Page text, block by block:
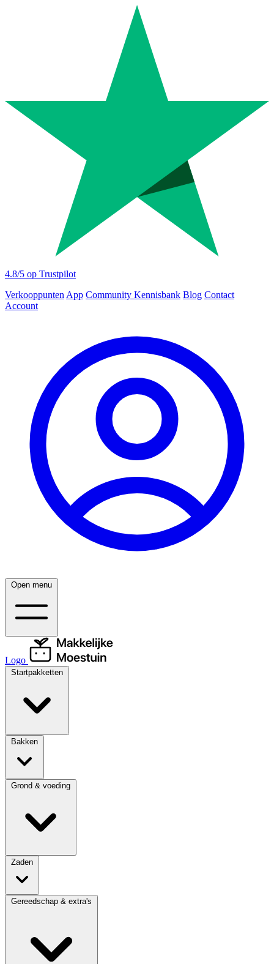
4.8/5 op Trustpilot
Verkooppunten App Community Kennisbank Blog Contact
Account
Open menu
Logo
Startpakketten
Bakken
Grond & voeding
Zaden
Gereedschap & extra's